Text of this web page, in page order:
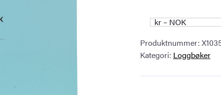
Log
Book
–
kr – NOK
Produktnummer:
Kategori: Loggbøker